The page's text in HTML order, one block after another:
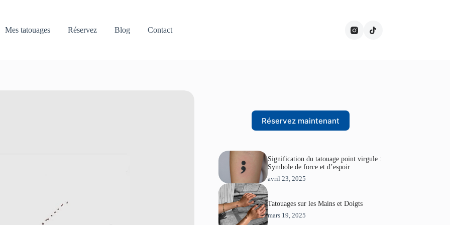
Mes tatouages
Réservez Blog Contact
Réservez maintenant
Signification du tatouage point virgule :
Symbole de force et d’espoir
avril 23, 2025
Tatouages sur les Mains et Doigts
mars 19, 2025